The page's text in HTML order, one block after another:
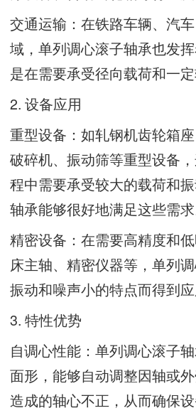
交通运输：在铁路车辆、汽
域，单列调心滚子轴承也发
是在需要承受径向载荷和一定
2. 设备应用
重型设备：如轧钢机齿轮箱座
破碎机、振动筛等重型设备
程中需要承受较大的载荷和
轴承能够很好地满足这些需求
精密设备：在需要高精度和
床主轴、精密仪器等，单列
振动和噪声小的特点而得到应
3. 特性优势
自调心性能：单列调心滚子
面形，能够自动调整因轴或
造成的轴心不正，从而确保设